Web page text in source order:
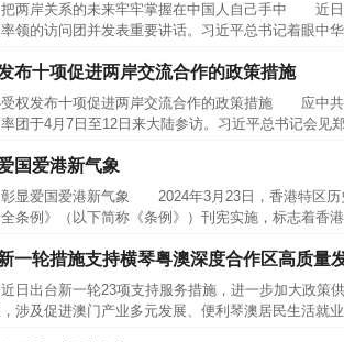
岸关系的未来牢牢掌握在中国人自己手中 近日
领的访问团并发表重要讲话。习近平总书记着眼中
布十项促进两岸交流合作的政策措施
发布十项促进两岸交流合作的政策措施 应中共
团于4月7日至12日来大陆参访。习近平总书记会见
国爱港新气象
爱国爱港新气象 2024年3月23日，香港特区历
条例》（以下简称《条例》）刊宪实施，标志着香
一轮措施支持横琴粤澳深度合作区高质量
出台新一轮23项支持服务措施，进一步加大政策
涉及促进澳门产业多元发展、便利琴澳居民生活就
药对药下症？
一记警钟！ 谢